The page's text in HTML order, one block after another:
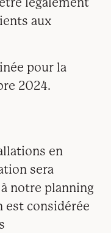
aux
pour la
2024.
en
sera
notre planning
considérée